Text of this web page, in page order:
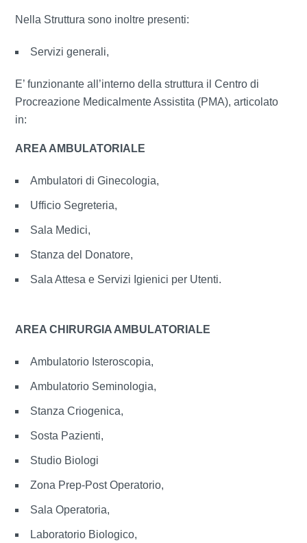
Nella Struttura sono inoltre presenti:
Servizi generali,
E’ funzionante all’interno della struttura il Centro di
Procreazione Medicalmente Assistita (PMA), articolato
in:
AREA AMBULATORIALE
Ambulatori di Ginecologia,
Ufficio Segreteria,
Sala Medici,
Stanza del Donatore,
Sala Attesa e Servizi Igienici per Utenti.
AREA CHIRURGIA AMBULATORIALE
Ambulatorio Isteroscopia,
Ambulatorio Seminologia,
Stanza Criogenica,
Sosta Pazienti,
Studio Biologi
Zona Prep-Post Operatorio,
Sala Operatoria,
Laboratorio Biologico,